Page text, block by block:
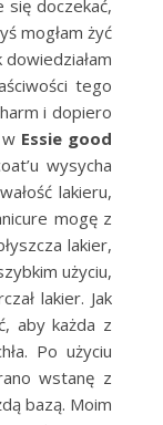
się doczekać,
mogłam żyć
tego
i dopiero
w Essie good
wysycha
lakieru,
mogę z
lakier,
użyciu,
lakier. Jak
aby każda z
Po użyciu
wstanę z
bazą. Moim